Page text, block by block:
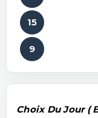
15
9
Choix Du Jour (